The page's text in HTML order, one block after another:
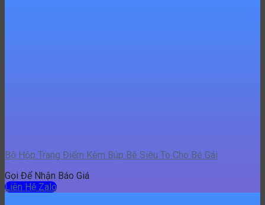
Bộ Hộp Trang Điểm Kèm Búp Bê Siêu To Cho Bé Gái
Gọi Để Nhận Báo Giá
Liên Hệ Zalo